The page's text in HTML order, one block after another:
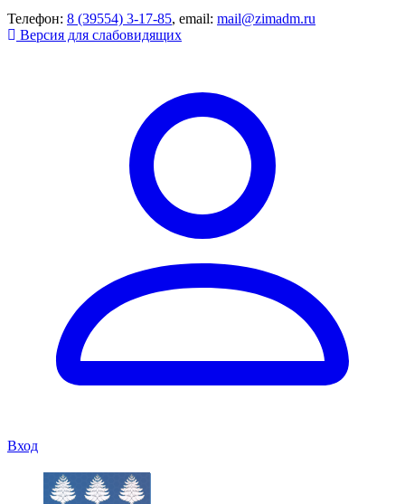
Телефон: 8 (39554) 3-17-85, email: mail@zimadm.ru
Версия для слабовидящих
Вход